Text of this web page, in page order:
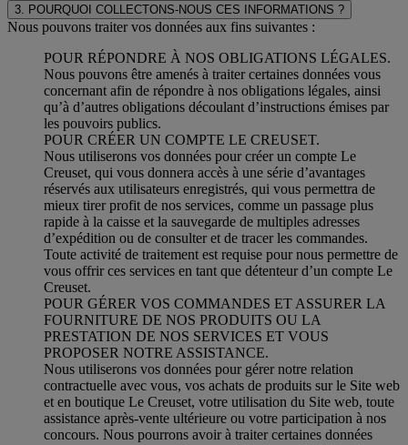
3. POURQUOI COLLECTONS-NOUS CES INFORMATIONS ?
Nous pouvons traiter vos données aux fins suivantes :
POUR RÉPONDRE À NOS OBLIGATIONS LÉGALES.
Nous pouvons être amenés à traiter certaines données vous
concernant afin de répondre à nos obligations légales, ainsi
qu’à d’autres obligations découlant d’instructions émises par
les pouvoirs publics.
POUR CRÉER UN COMPTE LE CREUSET.
Nous utiliserons vos données pour créer un compte Le
Creuset, qui vous donnera accès à une série d’avantages
réservés aux utilisateurs enregistrés, qui vous permettra de
mieux tirer profit de nos services, comme un passage plus
rapide à la caisse et la sauvegarde de multiples adresses
d’expédition ou de consulter et de tracer les commandes.
Toute activité de traitement est requise pour nous permettre de
vous offrir ces services en tant que détenteur d’un compte Le
Creuset.
POUR GÉRER VOS COMMANDES ET ASSURER LA
FOURNITURE DE NOS PRODUITS OU LA
PRESTATION DE NOS SERVICES ET VOUS
PROPOSER NOTRE ASSISTANCE.
Nous utiliserons vos données pour gérer notre relation
contractuelle avec vous, vos achats de produits sur le Site web
et en boutique Le Creuset, votre utilisation du Site web, toute
assistance après-vente ultérieure ou votre participation à nos
concours. Nous pourrons avoir à traiter certaines données